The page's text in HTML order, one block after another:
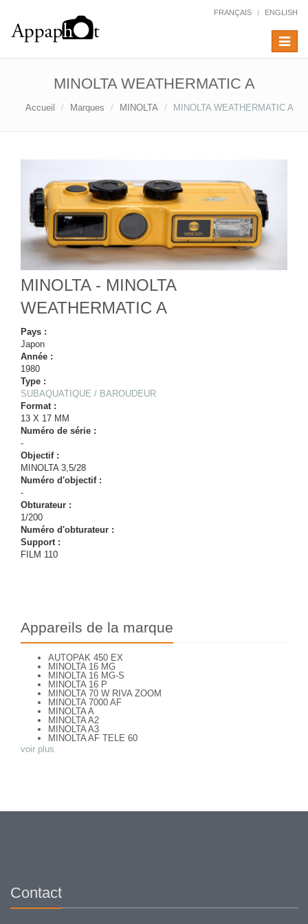
FRANÇAIS ENGLISH
Toggle
MINOLTA WEATHERMATIC A
Accueil Marques MINOLTA MINOLTA WEATHERMATIC A
MINOLTA - MINOLTA
WEATHERMATIC A
Pays :
Japon
Année :
1980
Type :
SUBAQUATIQUE / BAROUDEUR
Format :
13 X 17 MM
Numéro de série :
-
Objectif :
MINOLTA 3,5/28
Numéro d'objectif :
-
Obturateur :
1/200
Numéro d'obturateur :
Support :
FILM 110
Appareils de la marque
AUTOPAK 450 EX
MINOLTA 16 MG
MINOLTA 16 MG-S
MINOLTA 16 P
MINOLTA 70 W RIVA ZOOM
MINOLTA 7000 AF
MINOLTA A
MINOLTA A2
MINOLTA A3
MINOLTA AF TELE 60
MINOLTA AF ZOOM 65
MINOLTA AF-S
MINOLTA DYNAX 3xi
MINOLTA FREEDOM ZOOM 105 EX DATE
MINOLTA FS E II
MINOLTA HI MATIC AF
voir plus
Contact